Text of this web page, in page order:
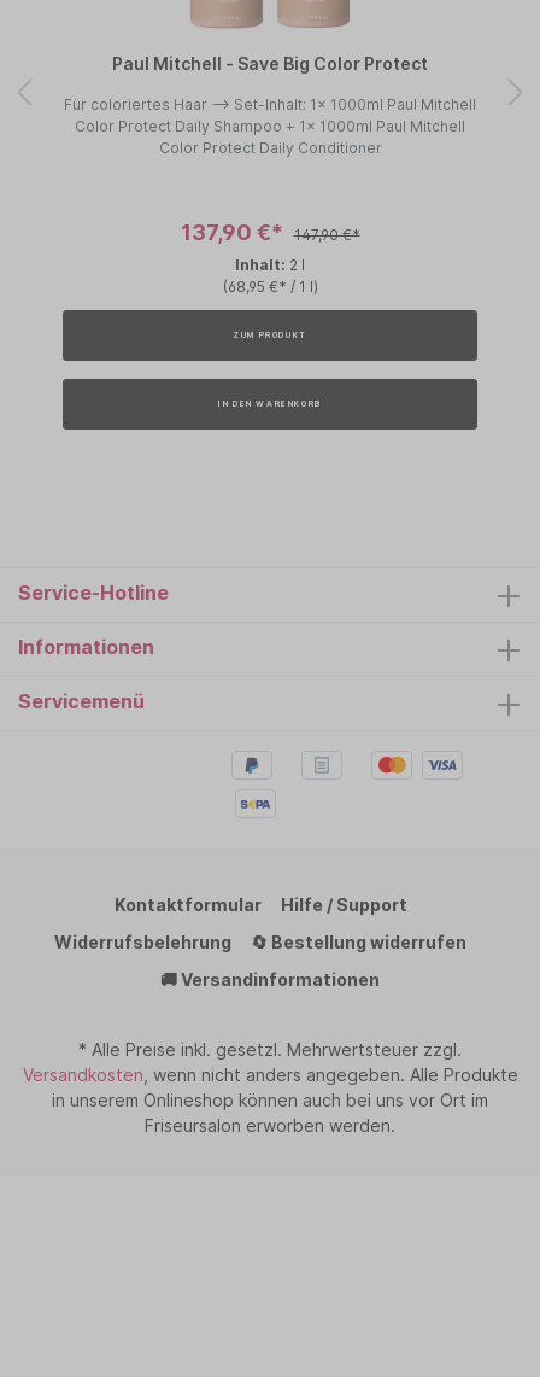
Paul Mitchell - Save Big Color Protect
Für coloriertes Haar --> Set-Inhalt: 1x 1000ml Paul Mitchell
Color Protect Daily Shampoo + 1x 1000ml Paul Mitchell
Color Protect Daily Conditioner
137,90 €*
147,90 €*
Inhalt: 2 l
(68,95 €* / 1 l)
ZUM PRODUKT
IN DEN WARENKORB
Service-Hotline
Informationen
Servicemenü
Kontaktformular
Hilfe / Support
Widerrufsbelehrung
🔄 Bestellung widerrufen
🚚 Versandinformationen
* Alle Preise inkl. gesetzl. Mehrwertsteuer zzgl.
Versandkosten , wenn nicht anders angegeben. Alle Produkte
in unserem Onlineshop können auch bei uns vor Ort im
Friseursalon erworben werden.